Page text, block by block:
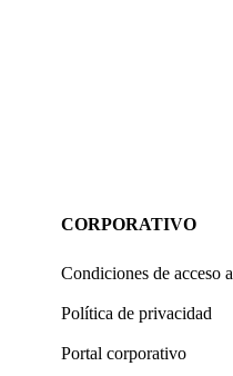
CORPORATIVO
Condiciones de acceso
Política de privacidad
Portal corporativo